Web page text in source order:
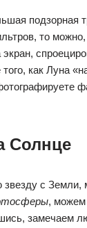
подзорная
то
как Луна
Солнце
звезду с
, можем
замечаем